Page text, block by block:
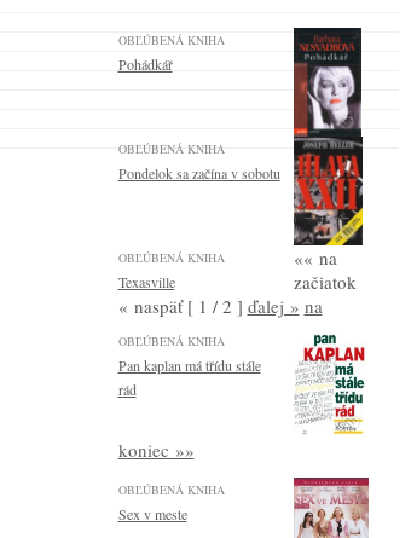
OBĽÚBENÁ KNIHA
Pohádkář
OBĽÚBENÁ KNIHA
Pondelok sa začína v sobotu
OBĽÚBENÁ KNIHA
Texasville
OBĽÚBENÁ KNIHA
Pan kaplan má třídu stále
rád
OBĽÚBENÁ KNIHA
Sex v meste
«« na
začiatok
« naspäť [ 1 / 2 ] ďalej » na
koniec »»